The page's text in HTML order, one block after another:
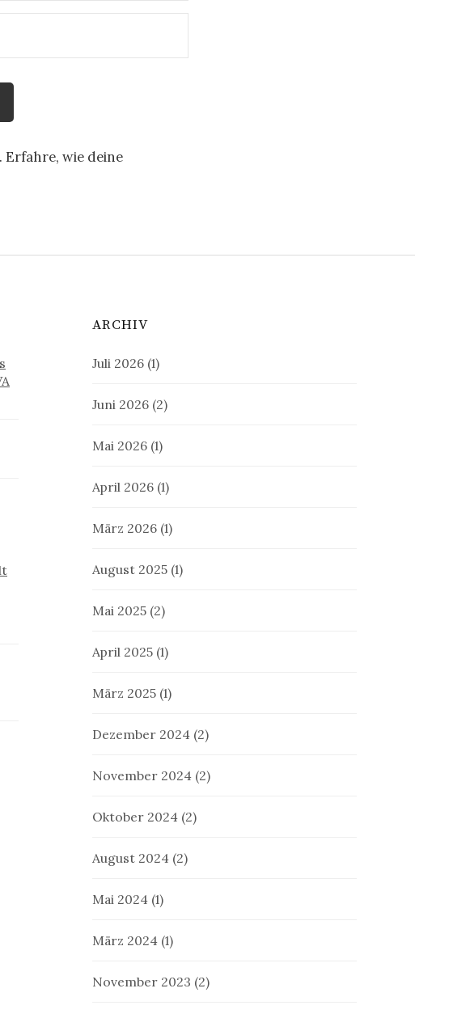
Erfahre, wie deine
ARCHIV
Juli 2026 (1)
Juni 2026 (2)
Mai 2026 (1)
April 2026 (1)
März 2026 (1)
August 2025 (1)
Mai 2025 (2)
April 2025 (1)
März 2025 (1)
Dezember 2024 (2)
November 2024 (2)
Oktober 2024 (2)
August 2024 (2)
Mai 2024 (1)
März 2024 (1)
November 2023 (2)